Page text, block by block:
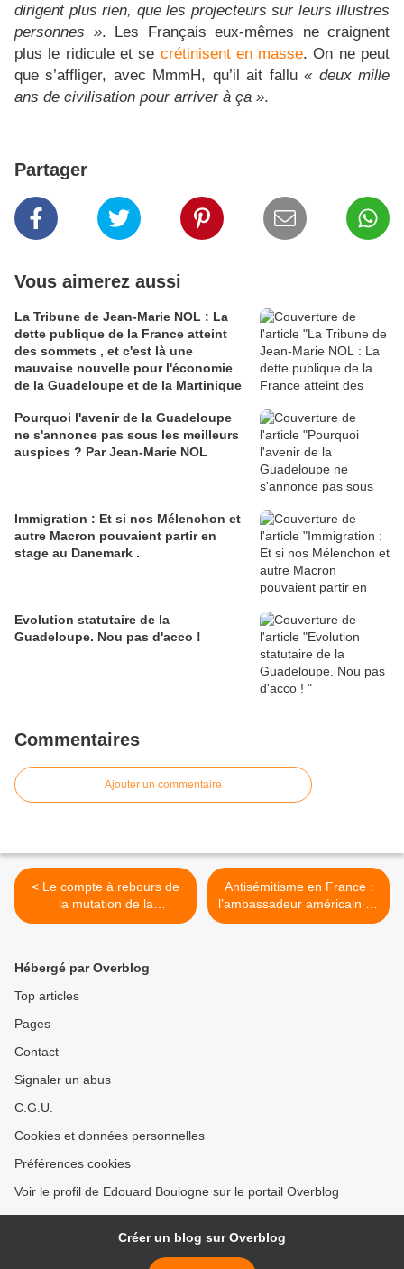
dirigent plus rien, que les projecteurs sur leurs illustres
personnes ». Les Français eux-mêmes ne craignent
plus le ridicule et se crétinisent en masse. On ne peut
que s’affliger, avec MmmH, qu’il ait fallu« deux mille
ans de civilisation pour arriver à ça ».
Partager
Vous aimerez aussi
La Tribune de Jean-Marie NOL : La
dette publique de la France atteint
des sommets , et c'est là une
mauvaise nouvelle pour l'économie
de la Guadeloupe et de la Martinique
Pourquoi l'avenir de la Guadeloupe
ne s'annonce pas sous les meilleurs
auspices ? Par Jean-Marie NOL
Immigration : Et si nos Mélenchon et
autre Macron pouvaient partir en
stage au Danemark .
Evolution statutaire de la
Guadeloupe. Nou pas d'acco !
Commentaires
Ajouter un commentaire
< Le compte à rebours de
la mutation de la
Guadeloupe et de la
et économiques
contradictoires. Par Jean-
Antisémitisme en France :
l’ambassadeur américain dit
sa « profonde inquiétude ».
Hébergé par Overblog
Top articles
Pages
Contact
Signaler un abus
C.G.U.
Cookies et données personnelles
Préférences cookies
Voir le profil de Edouard Boulogne sur le portail Overblog
Créer un blog sur Overblog